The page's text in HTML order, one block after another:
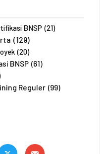
BNSP (21)
(129)
(20)
BNSP (61)
Reguler (99)